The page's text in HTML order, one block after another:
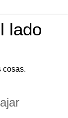
lado
cosas.